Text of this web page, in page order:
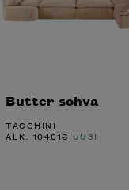
Butter sohva
TACCHINI
ALK. 10401€ UUSI